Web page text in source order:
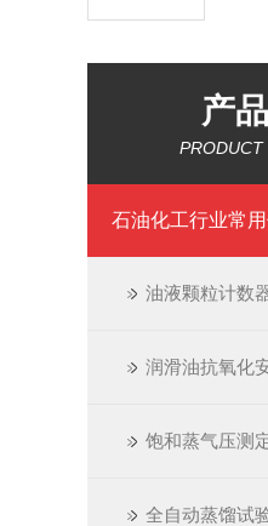
产
PRODUCT
石油化工行业常
油液颗粒计数
润滑油抗氧化
饱和蒸气压测
全自动蒸馏试